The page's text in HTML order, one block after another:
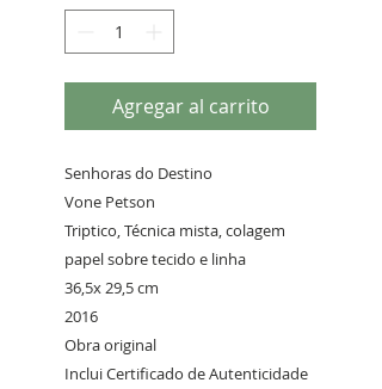
Agregar al carrito
Senhoras do Destino
Vone Petson
Triptico, Técnica mista, colagem
papel sobre tecido e linha
36,5x 29,5 cm
2016
Obra original
Inclui Certificado de Autenticidade